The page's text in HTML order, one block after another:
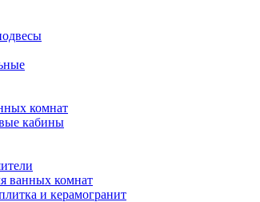
комнат
кабины
ванных комнат
и керамогранит